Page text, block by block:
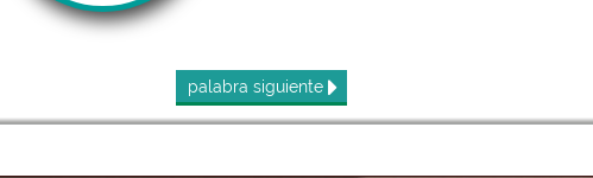
palabra siguiente